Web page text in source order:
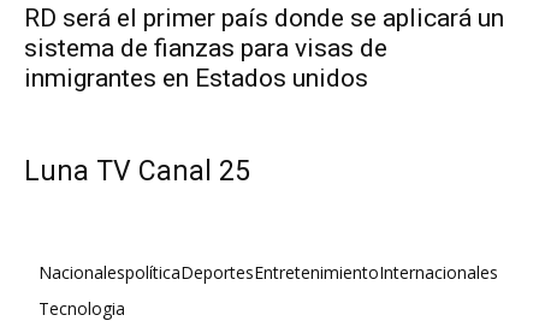
RD será el primer país donde se aplicará un
sistema de fianzas para visas de
inmigrantes en Estados unidos
Luna TV Canal 25
NacionalespolíticaDeportesEntretenimientoInternacionales
Tecnologia